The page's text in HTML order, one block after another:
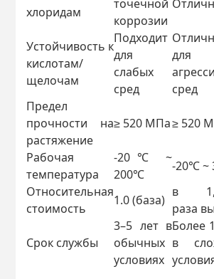
хлоридам
точечной
коррозии
Устойчивость к
кислотам/
щелочам
Подходит
для
слабых
сред
для
сред
Предел
прочности на
растяжение
≥ 520 МПа≥ 520
Рабочая
температура
-20℃ ~
200℃
-20℃ ~
Относительная
стоимость
1.0 (база)
в
раза
Срок службы
3–5 лет в
обычных
условиях
Более
в